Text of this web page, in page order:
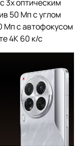
3х оптическим
50 Мп с углом
Мп с автофокусом
4К 60 к/с